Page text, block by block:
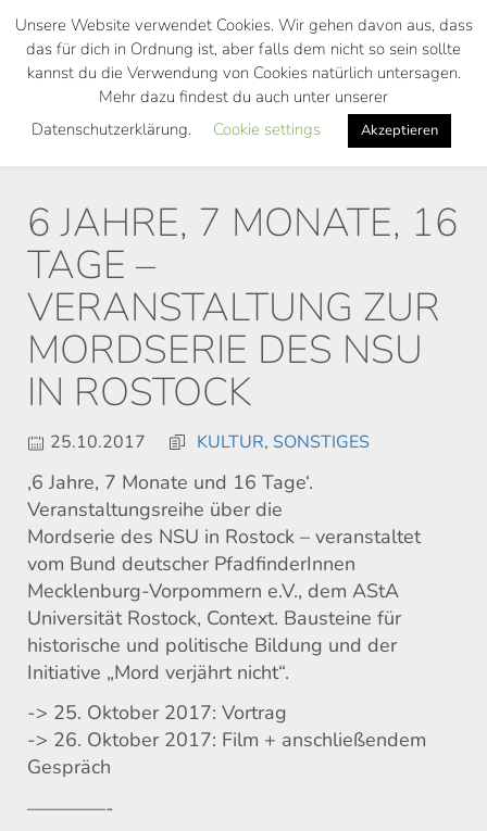
Skip
main
6 JAHRE, 7 MONATE, 16
TAGE –
VERANSTALTUNG ZUR
MORDSERIE DES NSU
IN ROSTOCK
25.10.2017 KULTUR, SONSTIGES
‚6 Jahre, 7 Monate und 16 Tage‘.
Veranstaltungsreihe über die
Mordserie des NSU in Rostock – veranstaltet
vom Bund deutscher PfadfinderInnen
Mecklenburg-Vorpommern e.V., dem AStA
Universität Rostock, Context. Bausteine für
historische und politische Bildung und der
Initiative „Mord verjährt nicht“.
-> 25. Oktober 2017: Vortrag
-> 26. Oktober 2017: Film + anschließendem
Gespräch
————-
Unsere Website verwendet Cookies. Wir gehen davon aus, dass
das für dich in Ordnung ist, aber falls dem nicht so sein sollte
kannst du die Verwendung von Cookies natürlich untersagen.
Mehr dazu findest du auch unter unserer
Datenschutzerklärung.
Cookie settings Akzeptieren